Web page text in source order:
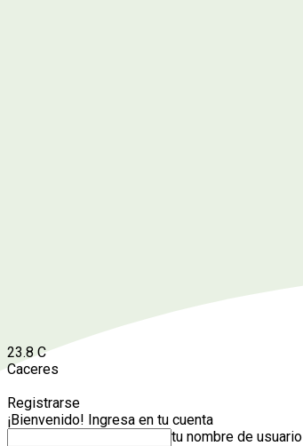
23.8 C
Caceres
Registrarse
¡Bienvenido! Ingresa en tu cuenta
tu nombre de usuario